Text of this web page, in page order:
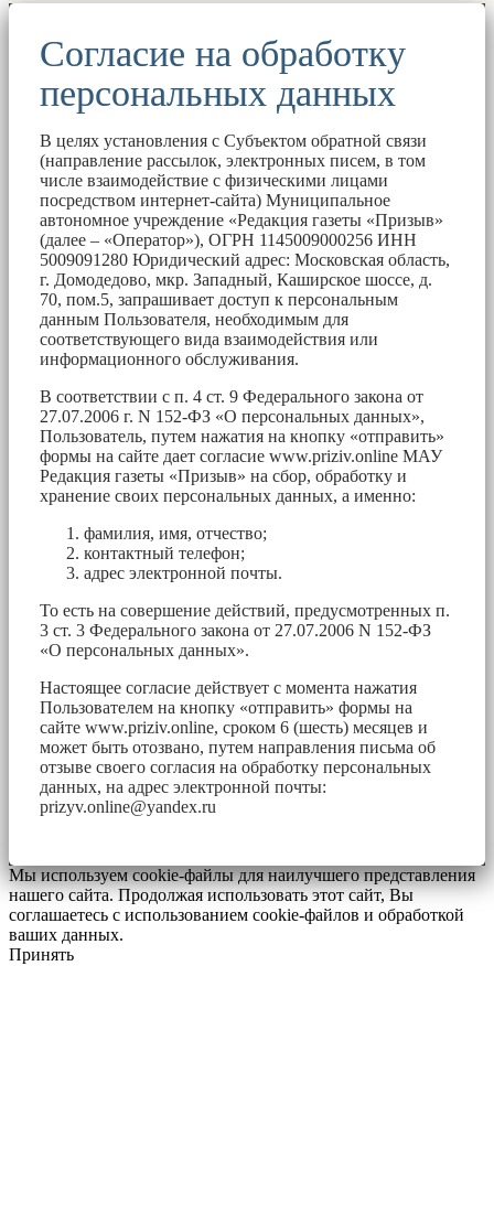
Согласие на обработку
персональных данных
В целях установления с Субъектом обратной связи
(направление рассылок, электронных писем, в том
числе взаимодействие с физическими лицами
посредством интернет-сайта) Муниципальное
автономное учреждение «Редакция газеты «Призыв»
(далее – «Оператор»), ОГРН 1145009000256 ИНН
5009091280 Юридический адрес: Московская область,
г. Домодедово, мкр. Западный, Каширское шоссе, д.
70, пом.5, запрашивает доступ к персональным
данным Пользователя, необходимым для
соответствующего вида взаимодействия или
информационного обслуживания.
В соответствии с п. 4 ст. 9 Федерального закона от
27.07.2006 г. N 152-ФЗ «О персональных данных»,
Пользователь, путем нажатия на кнопку «отправить»
формы на сайте дает согласие www.priziv.online МАУ
Редакция газеты «Призыв» на сбор, обработку и
хранение своих персональных данных, а именно:
фамилия, имя, отчество;
контактный телефон;
адрес электронной почты.
То есть на совершение действий, предусмотренных п.
3 ст. 3 Федерального закона от 27.07.2006 N 152-ФЗ
«О персональных данных».
Настоящее согласие действует с момента нажатия
Пользователем на кнопку «отправить» формы на
сайте www.priziv.online, сроком 6 (шесть) месяцев и
может быть отозвано, путем направления письма об
отзыве своего согласия на обработку персональных
данных, на адрес электронной почты:
prizyv.online@yandex.ru
Мы используем cookie-файлы для наилучшего представления
нашего сайта. Продолжая использовать этот сайт, Вы
соглашаетесь с использованием cookie-файлов и обработкой
ваших данных.
Принять